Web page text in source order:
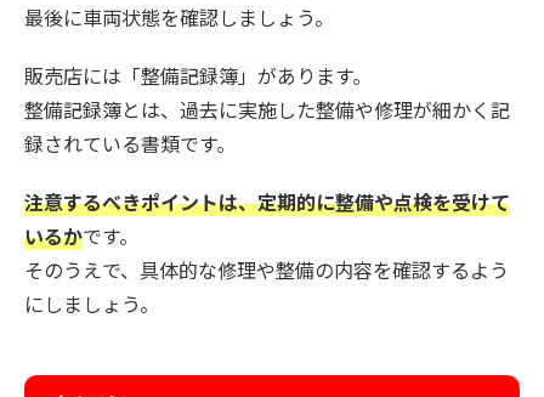
最後に車両状態を確認しましょう。
販売店には「整備記録簿」があります。
整備記録簿とは、過去に実施した整備や修理が細かく記
録されている書類です。
注意するべきポイントは、定期的に整備や点検を受けて
いるかです。
そのうえで、具体的な修理や整備の内容を確認するよう
にしましょう。